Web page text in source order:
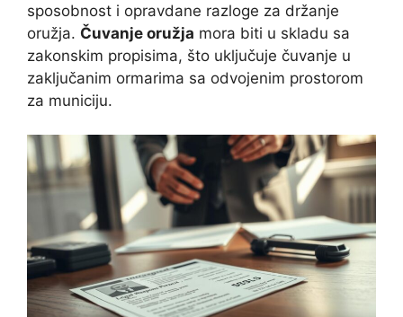
sposobnost i opravdane razloge za držanje
oružja. Čuvanje oružja mora biti u skladu sa
zakonskim propisima, što uključuje čuvanje u
zaključanim ormarima sa odvojenim prostorom
za municiju.